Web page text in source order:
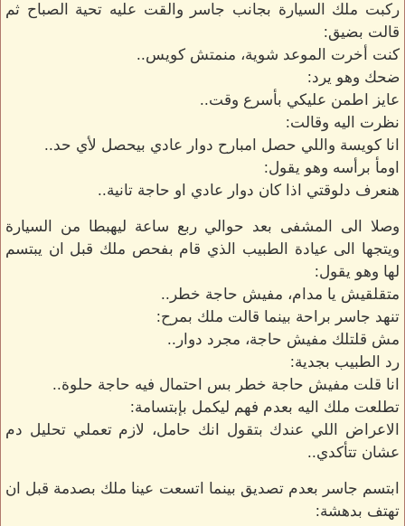
ركبت ملك السيارة بجانب جاسر والقت عليه تحية الصباح ثم
قالت بضيق:
كنت أخرت الموعد شوية، منمتش كويس..
ضحك وهو يرد:
عايز اطمن عليكي بأسرع وقت..
نظرت اليه وقالت:
انا كويسة واللي حصل امبارح دوار عادي بيحصل لأي حد..
اومأ برأسه وهو يقول:
هنعرف دلوقتي اذا كان دوار عادي او حاجة تانية..
وصلا الى المشفى بعد حوالي ربع ساعة ليهبطا من السيارة
ويتجها الى عيادة الطبيب الذي قام بفحص ملك قبل ان يبتسم
لها وهو يقول:
متقلقيش يا مدام، مفيش حاجة خطر..
تنهد جاسر براحة بينما قالت ملك بمرح:
مش قلتلك مفيش حاجة، مجرد دوار..
رد الطبيب بجدية:
انا قلت مفيش حاجة خطر بس احتمال فيه حاجة حلوة..
تطلعت ملك اليه بعدم فهم ليكمل بإبتسامة:
الاعراض اللي عندك بتقول انك حامل، لازم تعملي تحليل دم
عشان تتأكدي..
ابتسم جاسر بعدم تصديق بينما اتسعت عينا ملك بصدمة قبل ان
تهتف بدهشة: